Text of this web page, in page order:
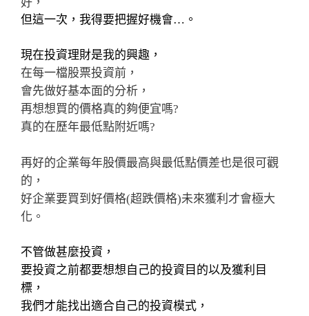
但這一次，我得要把握好機會…。
現在投資理財是我的興趣，
在每一檔股票投資前，
會先做好基本面的分析，
再想想買的價格真的夠便宜嗎?
真的在歷年最低點附近嗎?
再好的企業每年股價最高與最低點價差也是很可觀
的，
好企業要買到好價格(超跌價格)未來獲利才會極大
化。
不管做甚麼投資，
要投資之前都要想想自己的投資目的以及獲利目
標，
我們才能找出適合自己的投資模式，